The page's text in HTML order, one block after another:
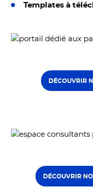
Templates à
DÉCOUVRIR
DÉCOUVRIR